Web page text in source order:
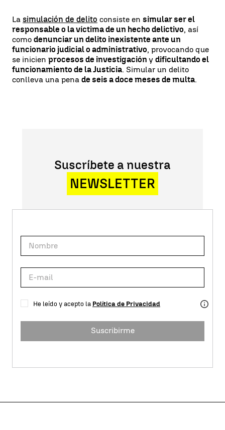
La simulación de delito consiste en simular ser el
responsable o la víctima de un hecho delictivo, así
como denunciar un delito inexistente ante un
funcionario judicial o administrativo, provocando que
se inicien procesos de investigación y dificultando el
funcionamiento de la Justicia. Simular un delito
conlleva una pena de seis a doce meses de multa.
Suscríbete a nuestra
NEWSLETTER
He leído y acepto la Política de Privacidad
Suscribirme